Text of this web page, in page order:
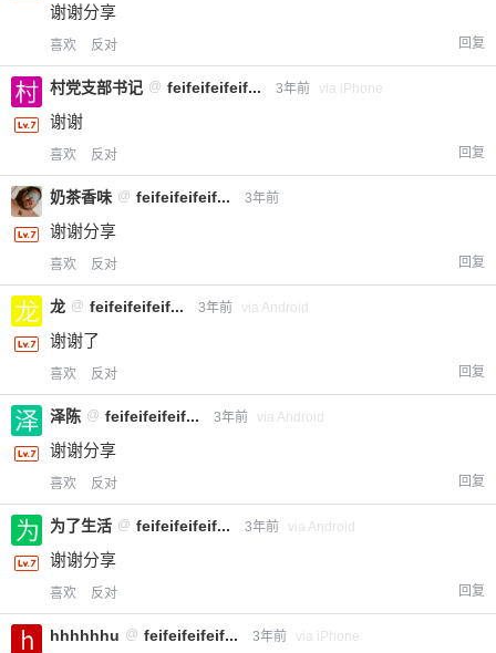
谢谢分享
喜欢 反对 回复
村党支部书记 @ feifeifeifeif... 3年前 via iPhone
谢谢
喜欢 反对 回复
奶茶香味 @ feifeifeifeif... 3年前
谢谢分享
喜欢 反对 回复
龙 @ feifeifeifeif... 3年前 via Android
谢谢了
喜欢 反对 回复
泽陈 @ feifeifeifeif... 3年前 via Android
谢谢分享
喜欢 反对 回复
为了生活 @ feifeifeifeif... 3年前 via Android
谢谢分享
喜欢 反对 回复
hhhhhhu @ feifeifeifeif... 3年前 via iPhone